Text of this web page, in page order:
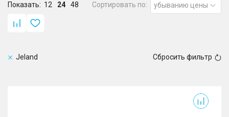
Показать: 12 24 48 Сортировать по: убыванию цены
Jeland Сбросить фильтр